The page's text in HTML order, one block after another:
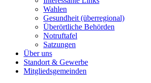
Wahlen
Gesundheit (überregional)
Überörtliche Behörden
Notruftafel
Satzungen
Über uns
Standort & Gewerbe
Mitgliedsgemeinden